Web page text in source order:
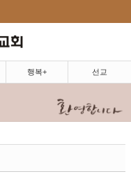
행복+ 선교
북5
북5